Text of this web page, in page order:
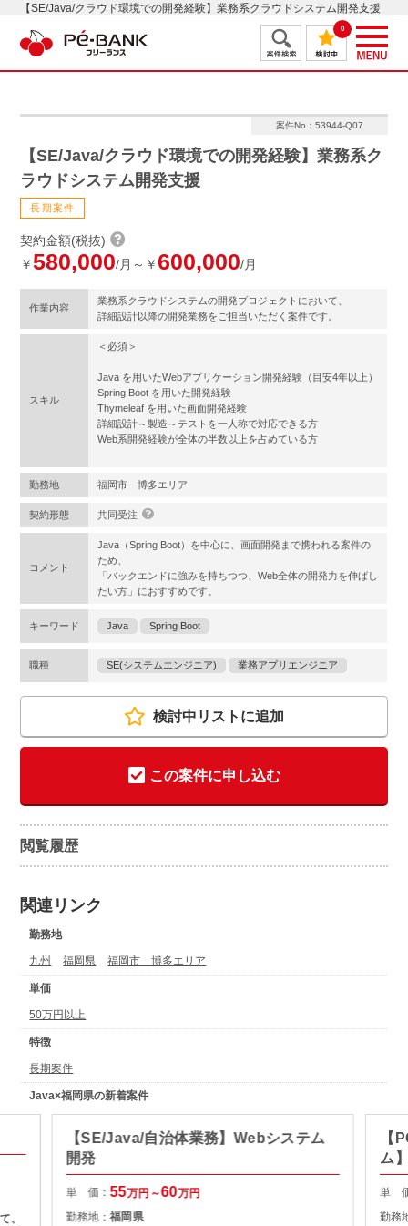
【SE/Java/クラウド環境での開発経験】業務系クラウドシステム開発支援
0
案件No：53944-Q07
【SE/Java/クラウド環境での開発経験】業務系ク
ラウドシステム開発支援
長期案件
契約金額(税抜)
￥580,000/月～￥ 600,000/月
作業内容
業務系クラウドシステムの開発プロジェクトにおいて、
詳細設計以降の開発業務をご担当いただく案件です。
スキル
＜必須＞
Java を用いたWebアプリケーション開発経験（目安4年以上）
Spring Boot を用いた開発経験
Thymeleaf を用いた画面開発経験
詳細設計～製造～テストを一人称で対応できる方
Web系開発経験が全体の半数以上を占めている方
勤務地 福岡市 博多エリア
契約形態 共同受注
コメント
Java（Spring Boot）を中心に、画面開発まで携われる案件の
ため、
「バックエンドに強みを持ちつつ、Web全体の開発力を伸ばし
たい方」におすすめです。
キーワード Java Spring Boot
職種 SE(システムエンジニア) 業務アプリエンジニア
検討中リストに追加
この案件に申し込む
閲覧履歴
関連リンク
勤務地
九州 福岡県 福岡市 博多エリア
単価
50万円以上
特徴
長期案件
Java×福岡県の新着案件
、
【SE/Java/自治体業務】Webシステム
開発
単 価：55万円～60万円
勤務地：福岡県
【
ム
単
勤務